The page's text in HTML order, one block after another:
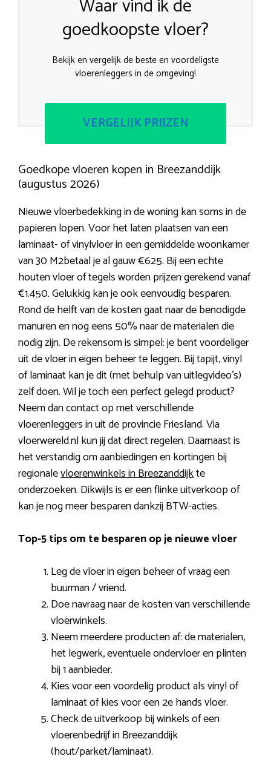
Waar vind ik de
goedkoopste vloer?
Bekijk en vergelijk de beste en voordeligste
vloerenleggers in de omgeving!
VERGELIJK PRIJZEN
Goedkope vloeren kopen in Breezanddijk
(augustus 2026)
Nieuwe vloerbedekking in de woning kan soms in de
papieren lopen. Voor het laten plaatsen van een
laminaat- of vinylvloer in een gemiddelde woonkamer
van 30 M2betaal je al gauw €625. Bij een echte
houten vloer of tegels worden prijzen gerekend vanaf
€1.450. Gelukkig kan je ook eenvoudig besparen.
Rond de helft van de kosten gaat naar de benodigde
manuren en nog eens 50% naar de materialen die
nodig zijn. De rekensom is simpel: je bent voordeliger
uit de vloer in eigen beheer te leggen. Bij tapijt, vinyl
of laminaat kan je dit (met behulp van uitlegvideo’s)
zelf doen. Wil je toch een perfect gelegd product?
Neem dan contact op met verschillende
vloerenleggers in uit de provincie Friesland. Via
vloerwereld.nl kun jij dat direct regelen. Daarnaast is
het verstandig om aanbiedingen en kortingen bij
regionalevloerenwinkels in Breezanddijkte
onderzoeken. Dikwijls is er een flinke uitverkoop of
kan je nog meer besparen dankzij BTW-acties.
Top-5 tips om te besparen op je nieuwe vloer
Leg de vloer in eigen beheer of vraag een
buurman / vriend.
Doe navraag naar de kosten van verschillende
vloerwinkels.
Neem meerdere producten af: de materialen,
het legwerk, eventuele ondervloer en plinten
bij 1 aanbieder.
Kies voor een voordelig product als vinyl of
laminaat of kies voor een 2e hands vloer.
Check de uitverkoop bij winkels of een
vloerenbedrijf in Breezanddijk
(hout/parket/laminaat).